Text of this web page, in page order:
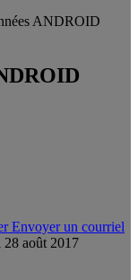
ANDROID
Envoyer un courriel
août 2017